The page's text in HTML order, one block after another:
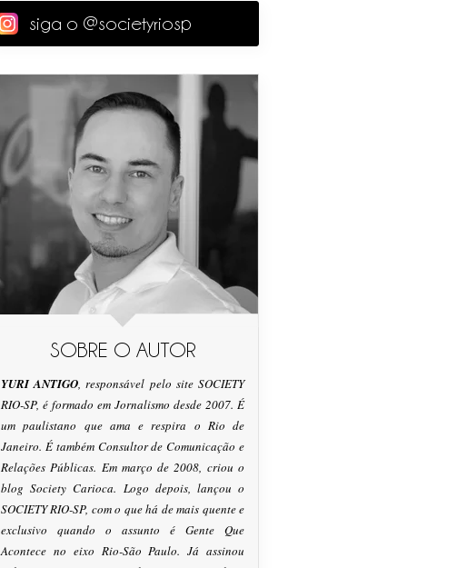
siga o @societyriosp
SOBRE O AUTOR
YURI ANTIGO, responsável pelo site SOCIETY
RIO-SP, é formado em Jornalismo desde 2007. É
um paulistano que ama e respira o Rio de
Janeiro. É também Consultor de Comunicação e
Relações Públicas. Em março de 2008, criou o
blog Society Carioca. Logo depois, lançou o
SOCIETY RIO-SP, com o que há de mais quente e
exclusivo quando o assunto é Gente Que
Acontece no eixo Rio-São Paulo. Já assinou